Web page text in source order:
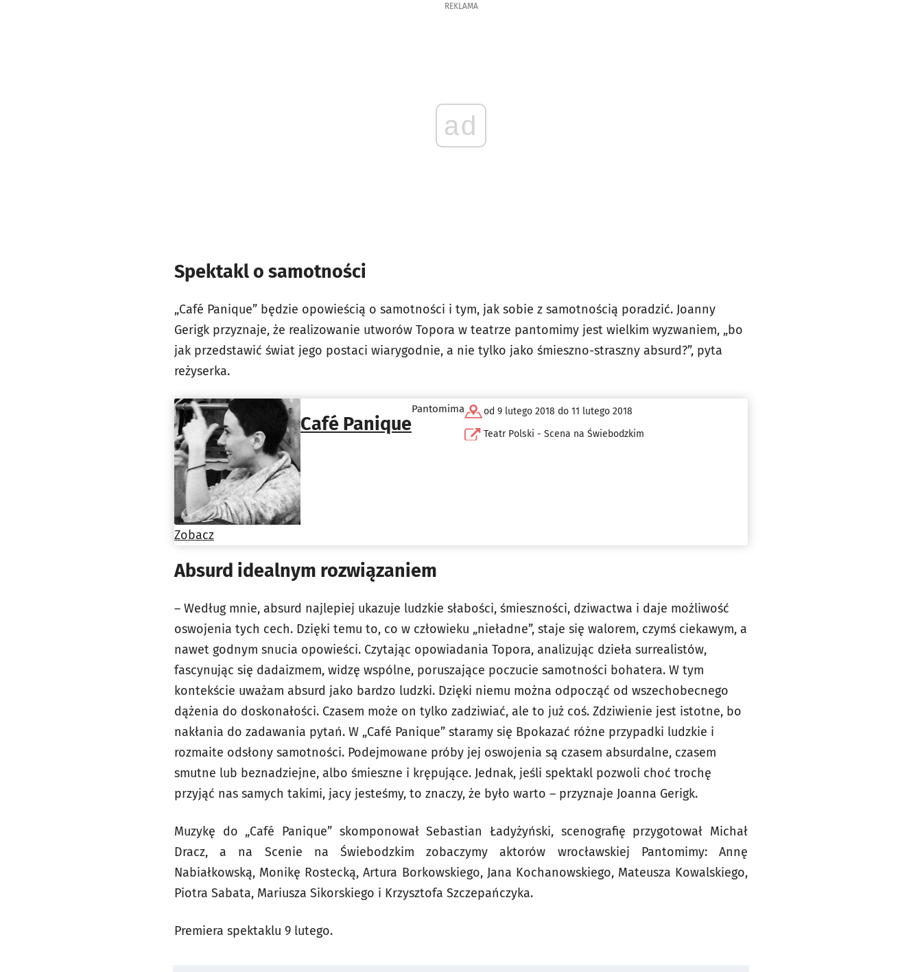
REKLAMA
ad
Spektakl o samotności
„Café Panique” będzie opowieścią o samotności i tym, jak sobie z samotnością poradzić. Joanny
Gerigk przyznaje, że realizowanie utworów Topora w teatrze pantomimy jest wielkim wyzwaniem, „bo
jak przedstawić świat jego postaci wiarygodnie, a nie tylko jako śmieszno-straszny absurd?”, pyta
reżyserka.
Café Panique
Pantomima
od 9 lutego 2018 do 11 lutego 2018
Teatr Polski - Scena na Świebodzkim
Zobacz
Absurd idealnym rozwiązaniem
– Według mnie, absurd najlepiej ukazuje ludzkie słabości, śmieszności, dziwactwa i daje możliwość
oswojenia tych cech. Dzięki temu to, co w człowieku „nieładne”, staje się walorem, czymś ciekawym, a
nawet godnym snucia opowieści. Czytając opowiadania Topora, analizując dzieła surrealistów,
fascynując się dadaizmem, widzę wspólne, poruszające poczucie samotności bohatera. W tym
kontekście uważam absurd jako bardzo ludzki. Dzięki niemu można odpocząć od wszechobecnego
dążenia do doskonałości. Czasem może on tylko zadziwiać, ale to już coś. Zdziwienie jest istotne, bo
nakłania do zadawania pytań. W „Café Panique” staramy się Bpokazać różne przypadki ludzkie i
rozmaite odsłony samotności. Podejmowane próby jej oswojenia są czasem absurdalne, czasem
smutne lub beznadziejne, albo śmieszne i krępujące. Jednak, jeśli spektakl pozwoli choć trochę
przyjąć nas samych takimi, jacy jesteśmy, to znaczy, że było warto – przyznaje Joanna Gerigk.
Muzykę do „Café Panique” skomponował Sebastian Ładyżyński, scenografię przygotował Michał
Dracz, a na Scenie na Świebodzkim zobaczymy aktorów wrocławskiej Pantomimy: Annę
Nabiałkowską, Monikę Rostecką, Artura Borkowskiego, Jana Kochanowskiego, Mateusza Kowalskiego,
Piotra Sabata, Mariusza Sikorskiego i Krzysztofa Szczepańczyka.
Premiera spektaklu 9 lutego.